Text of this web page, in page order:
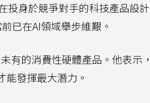
投身於競爭對手的科技產品設
已在AI領域舉步維艱。
有的消費性硬體產品。他表示
能發揮最大潛力。